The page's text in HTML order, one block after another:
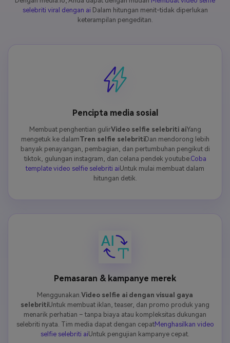
selebriti viral dengan ai Dalam hitungan menit-tidak diperlukan
keterampilan pengeditan.
Pencipta media sosial
Membuat penghentian gulirVideo selfie selebriti aiYang
mengetuk ke dalamTren selfie selebritiDan mendorong lebih
banyak penayangan, pembagian, dan pertumbuhan pengikut di
tiktok, gulungan instagram, dan celana pendek youtube.Coba
template video selfie selebriti aiUntuk mulai membuat dalam
hitungan detik.
Pemasaran & kampanye merek
Menggunakan. Video selfie ai dengan visual gaya
selebritiUntuk membuat iklan, teaser, dan promo produk yang
menarik perhatian – tanpa biaya atau kompleksitas dukungan
selebriti nyata. Tim media dapat dengan cepatMenghasilkan video
selfie selebriti aiUntuk pengujian kampanye cepat.